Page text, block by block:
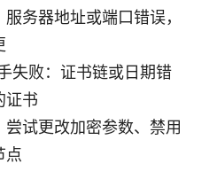
务器地址或端口错误，
失败：证书链或日期错
证书
试更改加密参数、禁用
点